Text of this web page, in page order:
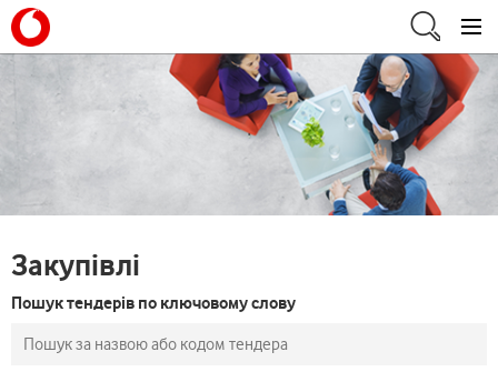
Закупівлі
Пошук тендерів по ключовому слову